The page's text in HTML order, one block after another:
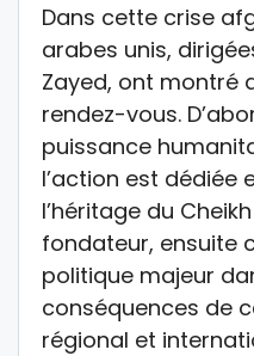
Dans cette crise
arabes unis,
Zayed, ont montré
rendez-vous.
puissance
l’action est dédiée
l’héritage du
fondateur, ensuite
politique majeur
conséquences de
régional et